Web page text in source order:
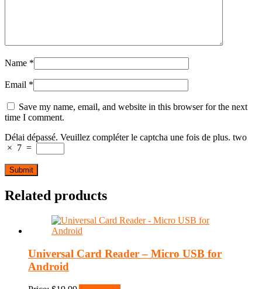
Name *
Email *
Save my name, email, and website in this browser for the next
time I comment.
Délai dépassé. Veuillez compléter le captcha une fois de plus. two
× 7 =
Related products
Universal Card Reader – Micro USB for
Android